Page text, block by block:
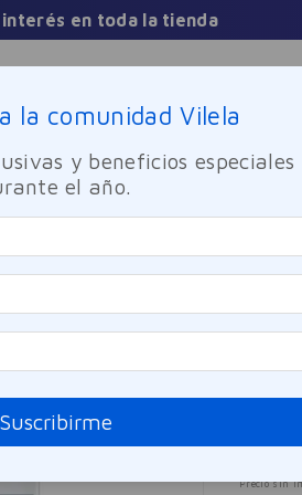
Comprá y Retirá
PERSONAL BIENESTAR Y
$ 47
Precio sin
la comunidad Vilela
y beneficios especiales
el año.
Suscribirme